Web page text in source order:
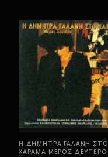
Η ΔΗΜΗΤΡΑ ΓΑΛΑΝΗ ΣΤΟ
ΧΑΡΑΜΑ ΜΕΡΟΣ ΔΕΥΤΕΡΟ